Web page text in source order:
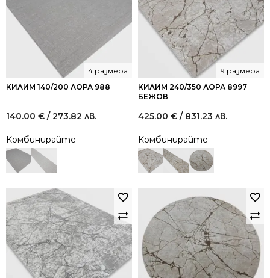
КИЛИМ 140/200 ЛОРА 988
4 размера
140.00 € / 273.82 лв.
Комбинирайте
КИЛИМ 240/350 ЛОРА 8997
БЕЖОВ
9 размера
425.00 € / 831.23 лв.
Комбинирайте